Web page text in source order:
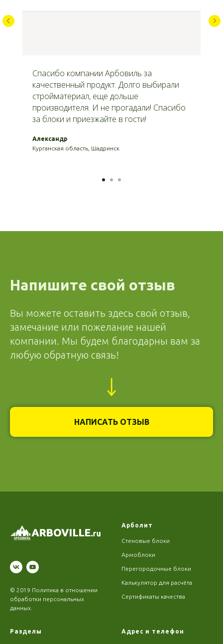
Спасибо компании Арбовиль за
качественный продукт. Долго выбирали
стройматериал, еще дольше
производителя. И не прогадали! Спасибо
за блоки и приезжайте в гости!
Александр
Курганская область, Шадринск
Напишите свой отзыв
Вы можете оставить здесь свой отзыв,
замечание или пожелание нашей
компании. Мы будем благодарны вам за
любую обратную связь!
НАПИСАТЬ ОТЗЫВ
© 2019 Политика в отношении
обработки персональных
данных
Арболит
Стеновые блоки
Армоблоки
Перегородочные блоки
Калькулятор для расчёта
Сертификаты качества
Разделы Адрес и телефон